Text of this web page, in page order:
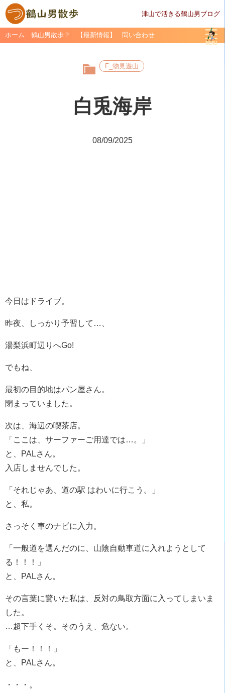
津山で活きる鶴山男ブログ
ホーム 鶴山男散歩？ 【最新情報】 問い合わせ
F_物見遊山
白兎海岸
08/09/2025
今日はドライブ。
昨夜、しっかり予習して…、
湯梨浜町辺りへGo!
でもね、
最初の目的地はパン屋さん。
閉まっていました。
次は、海辺の喫茶店。
「ここは、サーファーご用達では…。」
と、PALさん。
入店しませんでした。
「それじゃあ、道の駅 はわいに行こう。」
と、私。
さっそく車のナビに入力。
「一般道を選んだのに、山陰自動車道に入れようとして
る！！！」
と、PALさん。
その言葉に驚いた私は、反対の鳥取方面に入ってしまいま
した。
…超下手くそ。そのうえ、危ない。
「もー！！！」
と、PALさん。
・・・。